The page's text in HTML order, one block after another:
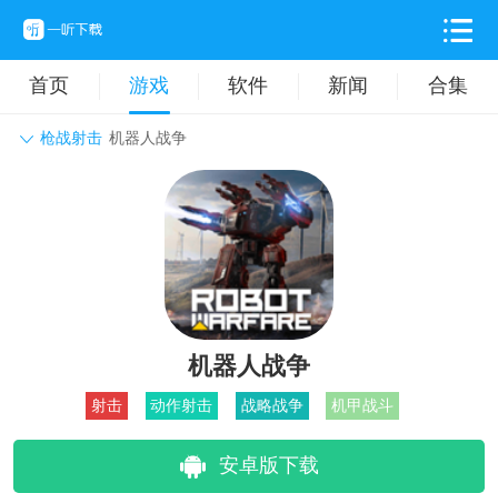
首页 游戏 软件 新闻 合集
枪战射击 机器人战争
动作格斗 休闲益智
卡牌对战 音乐舞蹈
挂机养成
机器人战争
射击 动作射击 战略战争 机甲战斗
安卓版下载